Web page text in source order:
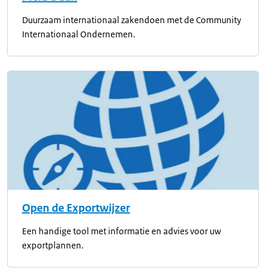
Duurzaam internationaal zakendoen met de Community
Internationaal Ondernemen.
Open de Exportwijzer
Een handige tool met informatie en advies voor uw
exportplannen.